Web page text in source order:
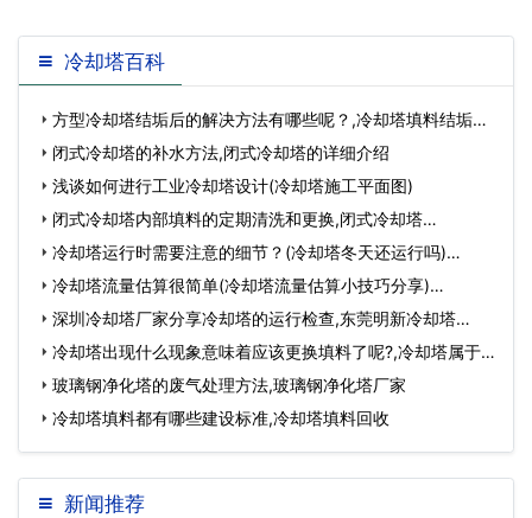
冷却塔百科
方型冷却塔结垢后的解决方法有哪些呢？,冷却塔填料结垢影
响…闭式冷却塔的补水方法,闭式冷却塔的详细介绍
浅谈如何进行工业冷却塔设计(冷却塔施工平面图)
闭式冷却塔内部填料的定期清洗和更换,闭式冷却塔…
冷却塔运行时需要注意的细节？(冷却塔冬天还运行吗)…
冷却塔流量估算很简单(冷却塔流量估算小技巧分享)…
深圳冷却塔厂家分享冷却塔的运行检查,东莞明新冷却塔…
冷却塔出现什么现象意味着应该更换填料了呢?,冷却塔属于
什么设备…
玻璃钢净化塔的废气处理方法,玻璃钢净化塔厂家
冷却塔填料都有哪些建设标准,冷却塔填料回收
新闻推荐